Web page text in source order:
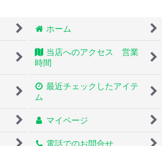
ホーム
当店へのアクセス 営業
時間
最近チェックしたアイテ
ム
マイページ
電話でのお問合せ